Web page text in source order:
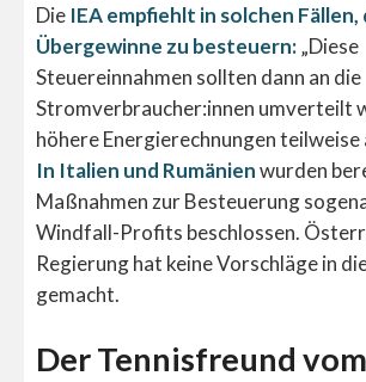
Die IEA empfiehlt in solchen Fällen,
Übergewinne zu besteuern:„Diese
Steuereinnahmen sollten dann an die
Stromverbraucher:innen umverteilt
höhere Energierechnungen teilweise
In Italien und Rumänienwurden
Maßnahmen zur Besteuerung
Windfall-Profits beschlossen.
Regierung hat keine Vorschläge in
gemacht.
Der Tennisfreund vom